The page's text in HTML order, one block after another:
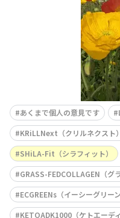
直し取り組む🥦😪（で
あくまで個人の意見です
KRiLLNext（クリルネクスト）
SHiLA-Fit（シラフィット）
GRASS-FEDCOLLAGEN（グ
ECGREENs（イーシーグリーン
KETOADK1000（ケトエーデ